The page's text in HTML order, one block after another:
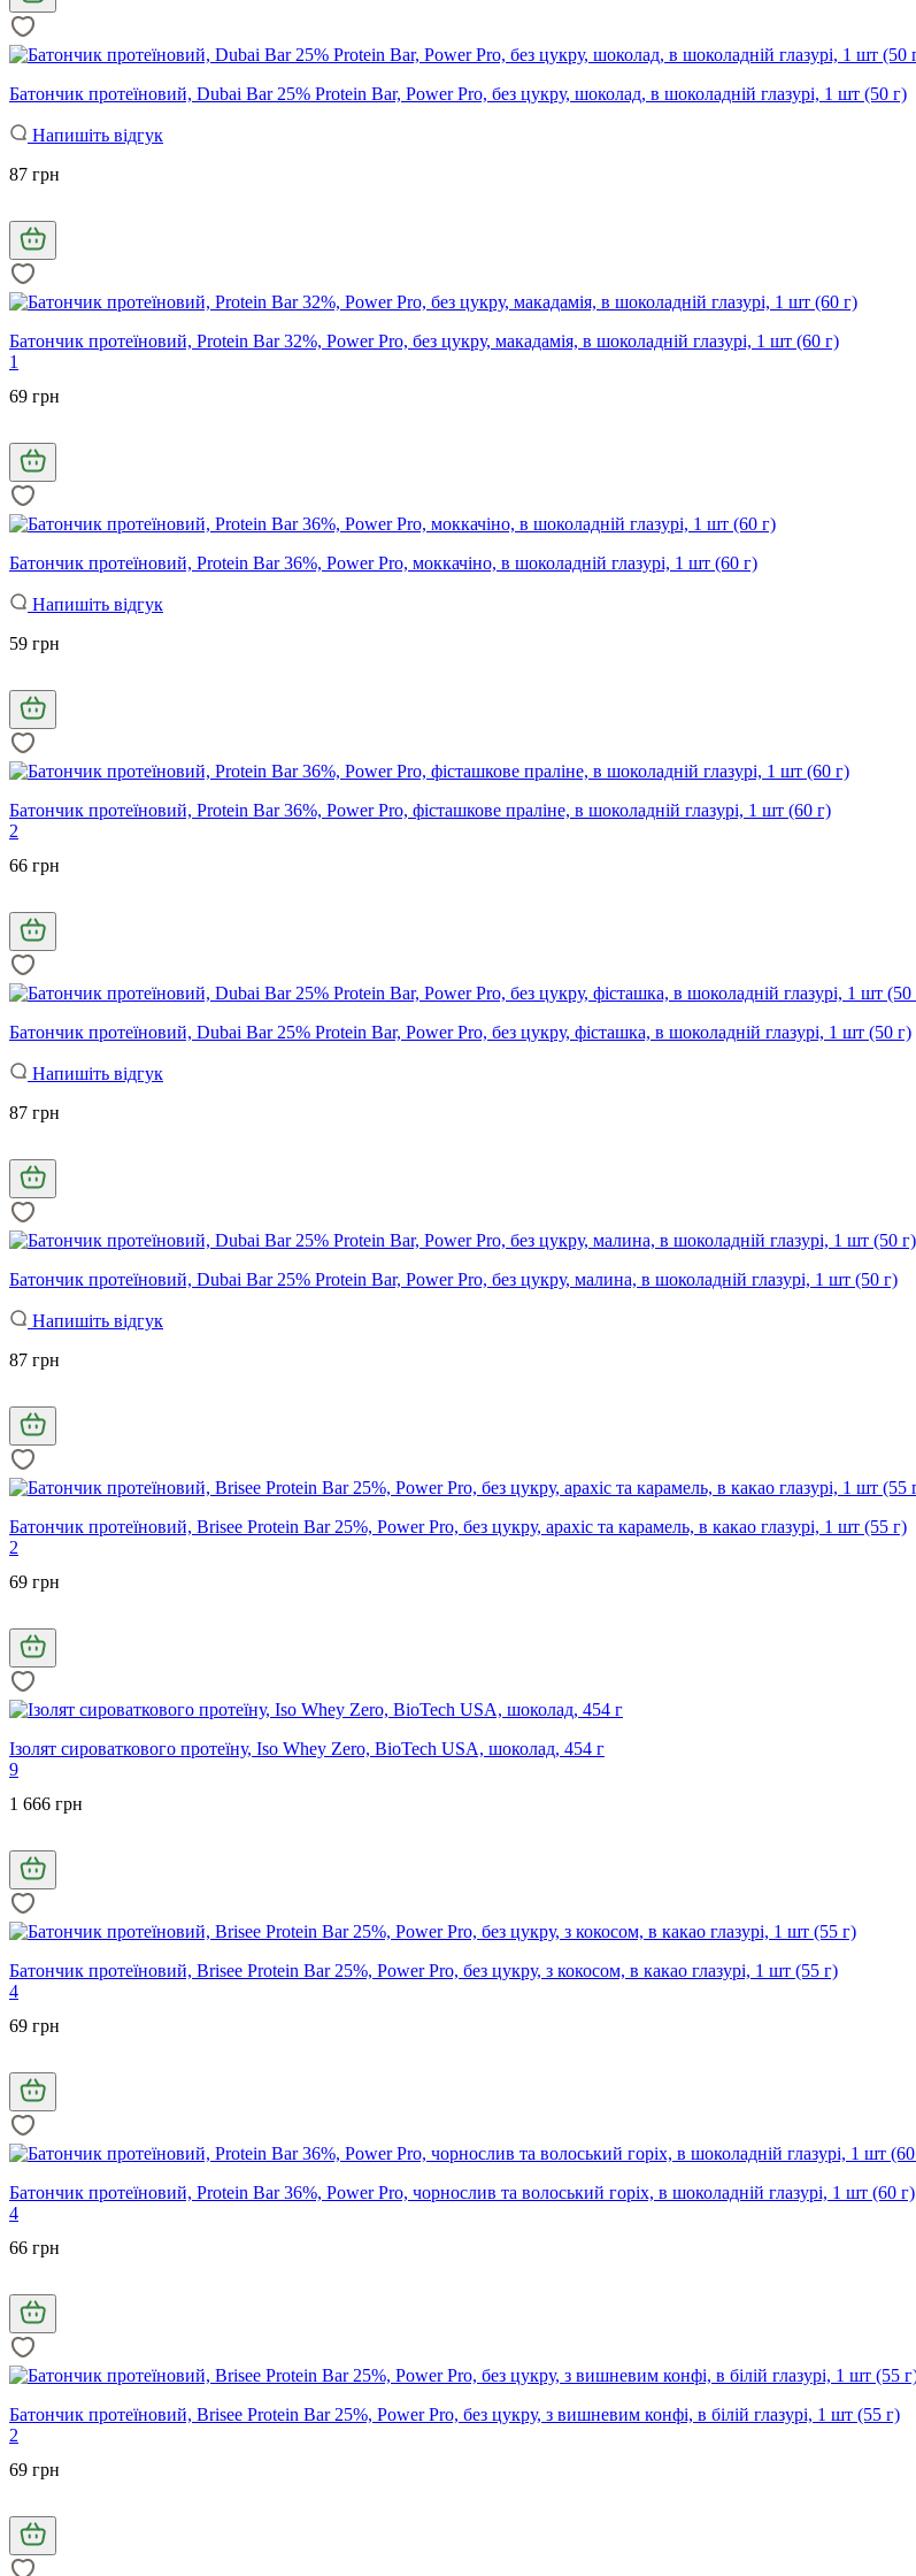
Батончик протеїновий, Dubai Bar 25% Protein Bar, Power Pro, без цукру, шоколад, в шоколадній глазурі, 1 шт (50 г)
Напишіть відгук
87 грн
Батончик протеїновий, Protein Bar 32%, Power Pro, без цукру, макадамія, в шоколадній глазурі, 1 шт (60 г)
1
69 грн
Батончик протеїновий, Protein Bar 36%, Power Pro, моккачіно, в шоколадній глазурі, 1 шт (60 г)
Напишіть відгук
59 грн
Батончик протеїновий, Protein Bar 36%, Power Pro, фісташкове праліне, в шоколадній глазурі, 1 шт (60 г)
2
66 грн
Батончик протеїновий, Dubai Bar 25% Protein Bar, Power Pro, без цукру, фісташка, в шоколадній глазурі, 1 шт (50 г)
Напишіть відгук
87 грн
Батончик протеїновий, Dubai Bar 25% Protein Bar, Power Pro, без цукру, малина, в шоколадній глазурі, 1 шт (50 г)
Напишіть відгук
87 грн
Батончик протеїновий, Brisee Protein Bar 25%, Power Pro, без цукру, арахіс та карамель, в какао глазурі, 1 шт (55 г)
2
69 грн
Ізолят сироваткового протеїну, Iso Whey Zero, BioTech USA, шоколад, 454 г
9
1 666 грн
Батончик протеїновий, Brisee Protein Bar 25%, Power Pro, без цукру, з кокосом, в какао глазурі, 1 шт (55 г)
4
69 грн
Батончик протеїновий, Protein Bar 36%, Power Pro, чорнослив та волоський горіх, в шоколадній глазурі, 1 шт (60 г)
4
66 грн
Батончик протеїновий, Brisee Protein Bar 25%, Power Pro, без цукру, з вишневим конфі, в білій глазурі, 1 шт (55 г)
2
69 грн